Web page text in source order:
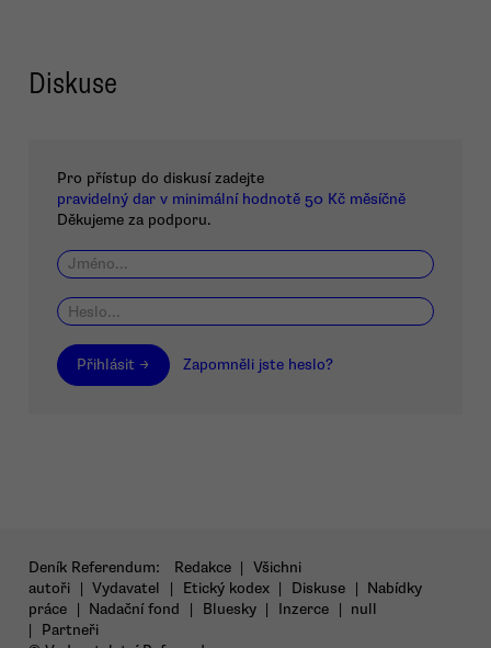
Diskuse
Pro přístup do diskusí zadejte
pravidelný dar v minimální hodnotě 50 Kč měsíčně
Děkujeme za podporu.
Přihlásit → Zapomněli jste heslo?
Deník Referendum: Redakce | Všichni
autoři | Vydavatel | Etický kodex | Diskuse | Nabídky
práce | Nadační fond | Bluesky | Inzerce | null
|
Partneři